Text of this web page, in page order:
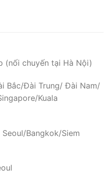
(nối chuyến tại Hà Nội)
Bắc/Đài Trung/ Đài Nam/
Kuala
Bangkok/Siem